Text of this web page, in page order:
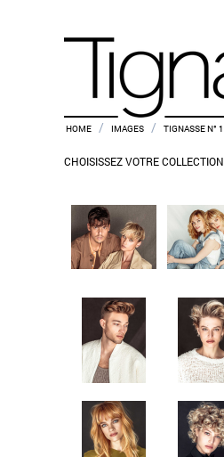
HOME / IMAGES / TIGNASSE N°
CHOISISSEZ VOTRE COLLECTION